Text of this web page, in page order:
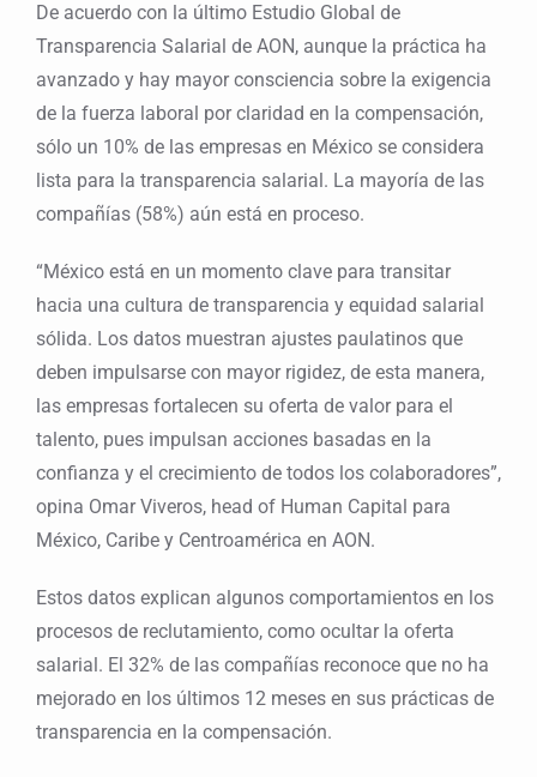
De acuerdo con la último Estudio Global de
Transparencia Salarial de AON, aunque la práctica ha
avanzado y hay mayor consciencia sobre la exigencia
de la fuerza laboral por claridad en la compensación,
sólo un 10% de las empresas en México se considera
lista para la transparencia salarial. La mayoría de las
compañías (58%) aún está en proceso.
“México está en un momento clave para transitar
hacia una cultura de transparencia y equidad salarial
sólida. Los datos muestran ajustes paulatinos que
deben impulsarse con mayor rigidez, de esta manera,
las empresas fortalecen su oferta de valor para el
talento, pues impulsan acciones basadas en la
confianza y el crecimiento de todos los colaboradores”,
opina Omar Viveros, head of Human Capital para
México, Caribe y Centroamérica en AON.
Estos datos explican algunos comportamientos en los
procesos de reclutamiento, como ocultar la oferta
salarial. El 32% de las compañías reconoce que no ha
mejorado en los últimos 12 meses en sus prácticas de
transparencia en la compensación.